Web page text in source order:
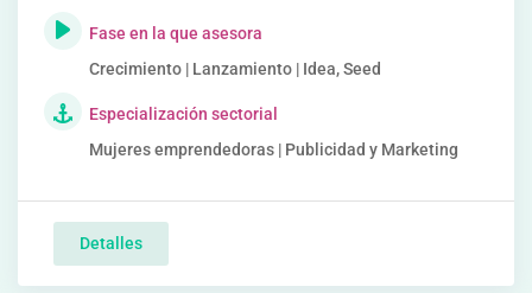
Fase en la que asesora
Crecimiento | Lanzamiento | Idea, Seed
Especialización sectorial
Mujeres emprendedoras | Publicidad y Marketing
Detalles